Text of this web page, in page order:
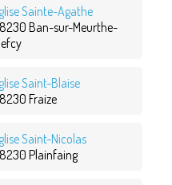
Sainte-Agathe
Ban-sur-Meurthe-
Saint-Blaise
Fraize
Saint-Nicolas
Plainfaing